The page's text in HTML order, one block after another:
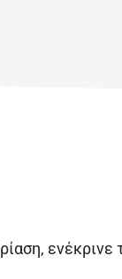
ενέκρινε